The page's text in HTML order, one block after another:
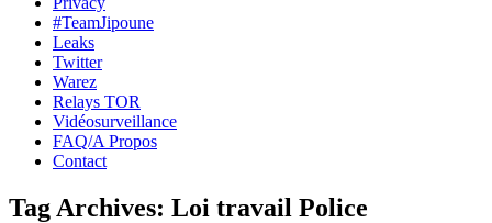
content#TeamJipoune
Leaks
Twitter
Warez
Relays TOR
Vidéosurveillance
FAQ/A Propos
Contact
Tag Archives: Loi travail Police